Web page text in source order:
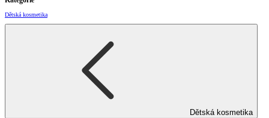
Dětská kosmetika
Dětská kosmetika